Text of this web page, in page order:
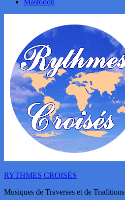
Mastodon
RYTHMES CROISÉS
Musiques de Traverses et de Traditions